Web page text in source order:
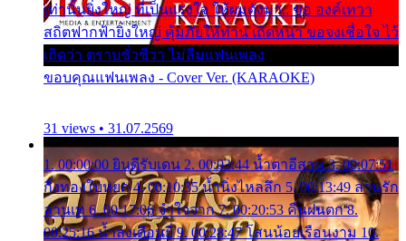
เท่านั้นยิ่งใหญ่ ที่เป็นแรงใจ ให้ผมดังมา.. ขอ องค์เทวา
สถิตฟากฟ้ายิ่งใหญ่ คุ้มภัยให้ท่าน เถิดหนา ขอจงเชื่อใจ ไว้
เถิดว่า ตราบชั่วชีวา ไม่ลืมแฟนเพลง
ขอบคุณแฟนเพลง - Cover Ver. (KARAOKE)
31 views • 31.07.2569
1. 00:00:00 ยินดีรับเดน 2. 00:03:44 น้ำตาอีสาน 3. 00:07:51
กิ่งทองใบหยก 4. 00:10:35 น้ำนิ่งไหลลึก 5. 00:13:49 ลานรัก
ลานเท 6. 00:17:06 จำใจจาก 7. 00:20:53 คืนฝนตก 8.
00:25:16 น้ำลงเดือนยี่ 9. 00:28:47 โสนน้อยเรือนงาม 10.